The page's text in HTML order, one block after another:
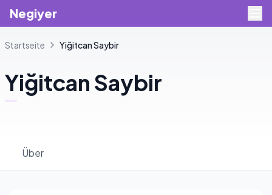
Negiyer
Startseite YiğitcanSaybir
Yiğitcan Saybir
Über